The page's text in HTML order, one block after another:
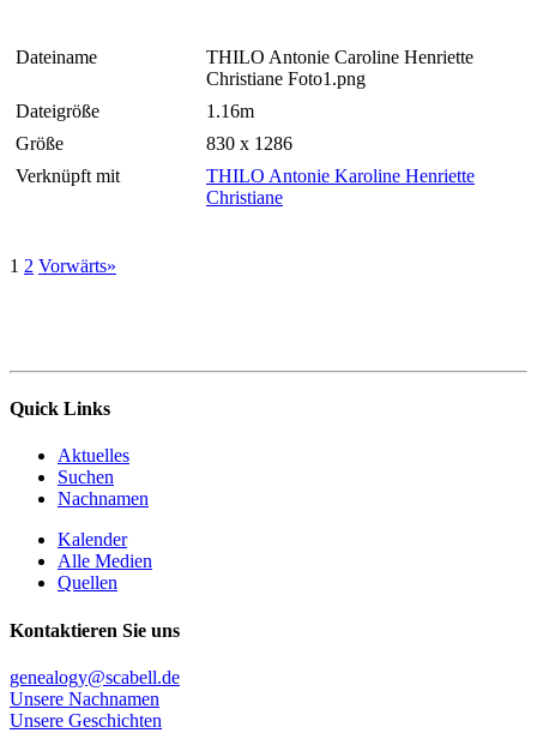
Dateiname
THILO Antonie Caroline Henriette
Christiane Foto1.png
Dateigröße
1.16m
Größe
830 x 1286
Verknüpft mit
THILO Antonie Karoline Henriette
Christiane
1 2 Vorwärts»
Quick Links
Aktuelles
Suchen
Nachnamen
Kalender
Alle Medien
Quellen
Kontaktieren Sie uns
genealogy@scabell.de
Unsere Nachnamen
Unsere Geschichten